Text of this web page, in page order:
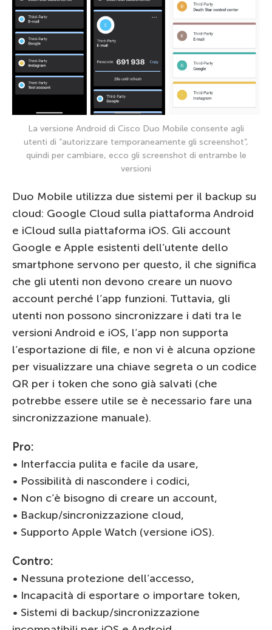
La versione Android di Cisco Duo Mobile consente agli
utenti di “autorizzare temporaneamente gli screenshot”,
quindi per cambiare, ecco gli screenshot di entrambe le
versioni
Duo Mobile utilizza due sistemi per il backup su
cloud: Google Cloud sulla piattaforma Android
e iCloud sulla piattaforma iOS. Gli account
Google e Apple esistenti dell’utente dello
smartphone servono per questo, il che significa
che gli utenti non devono creare un nuovo
account perché l’app funzioni. Tuttavia, gli
utenti non possono sincronizzare i dati tra le
versioni Android e iOS, l’app non supporta
l’esportazione di file, e non vi è alcuna opzione
per visualizzare una chiave segreta o un codice
QR per i token che sono già salvati (che
potrebbe essere utile se è necessario fare una
sincronizzazione manuale).
Pro:
• Interfaccia pulita e facile da usare,
• Possibilità di nascondere i codici,
• Non c’è bisogno di creare un account,
• Backup/sincronizzazione cloud,
• Supporto Apple Watch (versione iOS).
Contro:
• Nessuna protezione dell’accesso,
• Incapacità di esportare o importare token,
• Sistemi di backup/sincronizzazione